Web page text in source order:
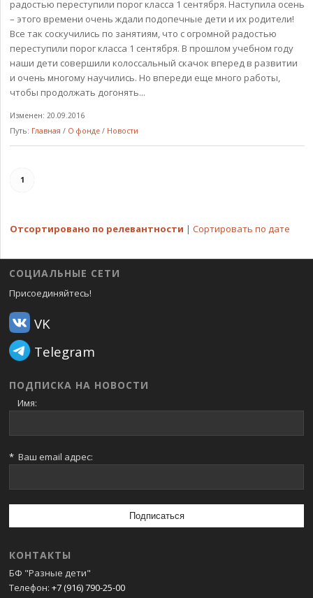
радостью переступили порог класса 1 сентября. Наступила осень
– этого времени очень ждали подопечные дети и их родители!
Все так соскучились по занятиям, что с огромной радостью
переступили порог класса 1 сентября. В прошлом учебном году
наши дети совершили колоссальный скачок вперед в развитии
и очень многому научились. Но впереди еще много работы,
чтобы продолжать догонять...
Изменен: 20.09.2016
Путь: Главная / О фонде / Новости
1
Отсортировано по релевантности | Сортировать по дате
СОЦИАЛЬНЫЕ СЕТИ
Присоединяйтесь!
VK
Telegram
ПОДПИСКА НА НОВОСТИ
Имя:
* Ваш email адрес:
КОНТАКТЫ
БФ "Разные дети"
Телефон: +7 (916) 790-25-00